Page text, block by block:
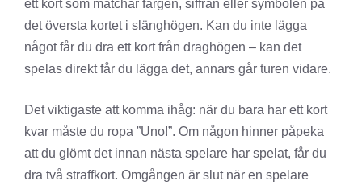
ett kort som matchar färgen, siffran eller symbolen på
det översta kortet i slänghögen. Kan du inte lägga
något får du dra ett kort från draghögen – kan det
spelas direkt får du lägga det, annars går turen vidare.
Det viktigaste att komma ihåg: när du bara har ett kort
kvar måste du ropa ”Uno!”. Om någon hinner påpeka
att du glömt det innan nästa spelare har spelat, får du
dra två straffkort. Omgången är slut när en spelare